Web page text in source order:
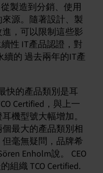
製造到分銷、使用
源。隨著設計、製
，可以限制這些影
性 IT產品認證，對
續的 過去兩年的IT產
快的產品類別是耳
Certified，與上一
機型號大幅增加。
最大的產品類別相
毫無疑問，品牌希
Enholm說。 CEO
組織 TCO Certified.